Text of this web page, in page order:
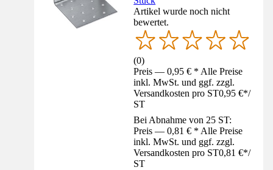
Artikel wurde noch nicht
bewertet.
(0)
Preis — 0,95 € * Alle Preise
inkl. MwSt. und ggf. zzgl.
Versandkosten pro ST0,95 €*/
ST
Bei Abnahme von 25 ST:
Preis — 0,81 € * Alle Preise
inkl. MwSt. und ggf. zzgl.
Versandkosten pro ST0,81 €*/
ST